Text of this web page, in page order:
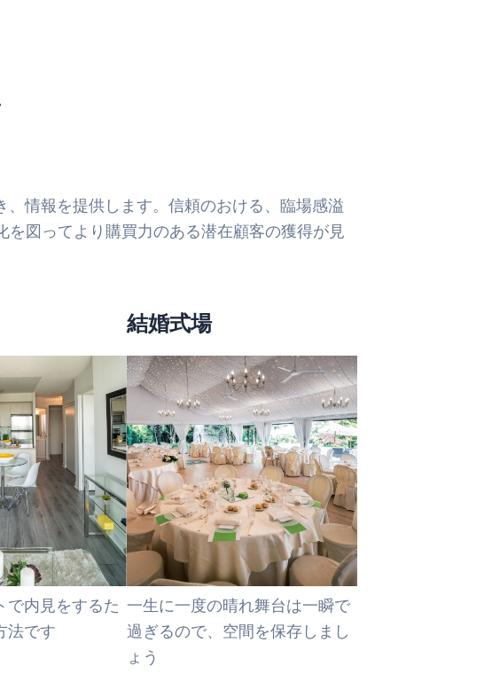
、情報を提供します。信頼のおける、臨場感溢
図ってより購買力のある潜在顧客の獲得が見
で内見をするた
法です
結婚式場
一生に一度の晴れ舞台は一瞬で
過ぎるので、空間を保存しまし
ょう